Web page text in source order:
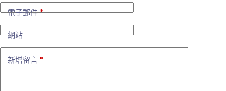
電子郵件*
網站
新增留言 *